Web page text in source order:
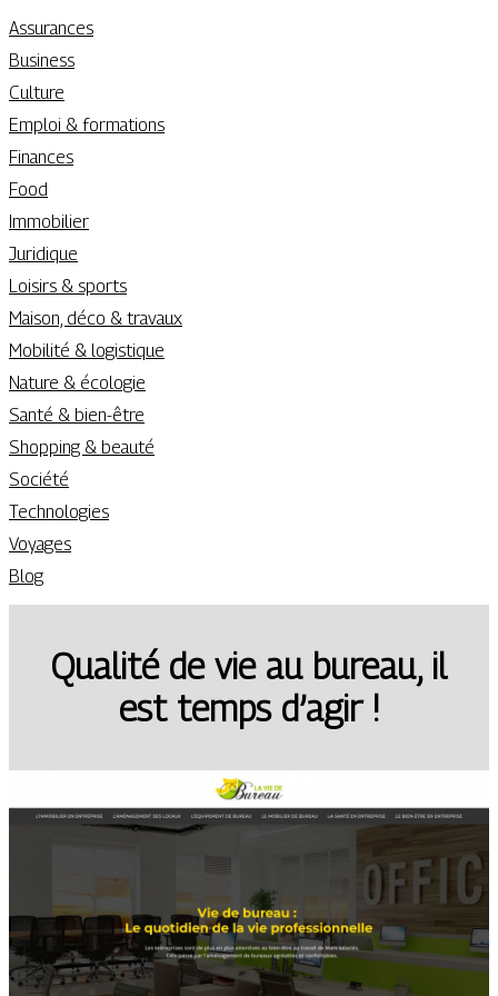
Assurances
Business
Culture
Emploi & formations
Finances
Food
Immobilier
Juridique
Loisirs & sports
Maison, déco & travaux
Mobilité & logistique
Nature & écologie
Santé & bien-être
Shopping & beauté
Société
Technologies
Voyages
Blog
Qualité de vie au bureau, il
est temps d’agir !